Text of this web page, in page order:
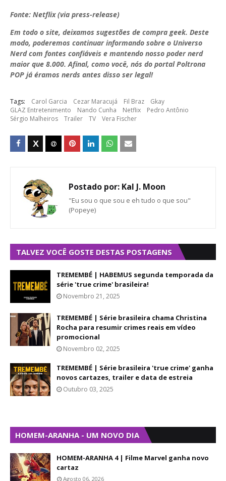
Fonte: Netflix (via press-release)
Em todo o site, deixamos sugestões de compra geek. Deste
modo, poderemos continuar informando sobre o Universo
Nerd com fontes confiáveis e mantendo nosso poder nerd
maior que 8.000. Afinal, como você, nós do portal Poltrona
POP já éramos nerds antes disso ser legal!
Tags: Carol Garcia Cezar Maracujá Fil Braz
Gkay
GLAZ Entretenimento
Nando Cunha Netflix
Pedro Antônio
Sérgio Malheiros
Trailer TV Vera Fischer
Postado por: Kal J. Moon
"Eu sou o que sou e eh tudo o que sou"
(Popeye)
TALVEZ VOCÊ GOSTE DESTAS POSTAGENS
TREMEMBÉ | HABEMUS segunda temporada da
série 'true crime' brasileira!
Novembro 21, 2025
TREMEMBÉ | Série brasileira chama Christina
Rocha para resumir crimes reais em vídeo
promocional
Novembro 02, 2025
TREMEMBÉ | Série brasileira 'true crime' ganha
novos cartazes, trailer e data de estreia
Outubro 03, 2025
HOMEM-ARANHA - UM NOVO DIA
HOMEM-ARANHA 4 | Filme Marvel ganha novo
cartaz
Agosto 06, 2026